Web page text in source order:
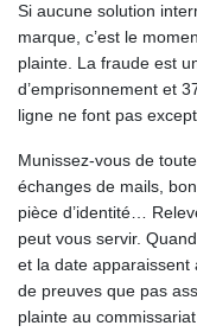
Si aucune solution
marque, c’est le
plainte. La fraude est
d’emprisonnement et
ligne ne font pas
Munissez-vous de
échanges de mails,
pièce d’identité…
peut vous servir.
et la date apparaissent
de preuves que pas
plainte au